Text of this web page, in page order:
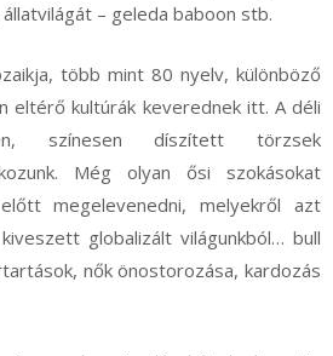
– geleda baboon stb.
több mint 80 nyelv, különböző
eltérő kultúrák keverednek itt. A déli
színesen díszített törzsek
Még olyan ősi szokásokat
megelevenedni, melyekről azt
globalizált világunkból… bull
nők önostorozása, kardozás